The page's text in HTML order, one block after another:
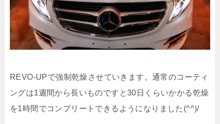
REVO-UPで強制乾燥させていきます。通常のコーティ
ングは1週間から長いものですと30日くらいかかる乾燥
を1時間でコンプリートできるようになりました(^^)/